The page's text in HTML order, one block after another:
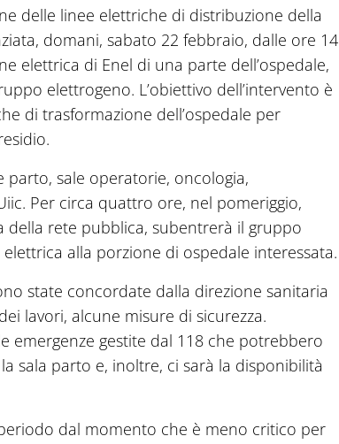
delle linee elettriche di distribuzione della
domani, sabato 22 febbraio, dalle ore 14
elettrica di Enel di una parte dell’ospedale,
elettrogeno. L’obiettivo dell’intervento è
di trasformazione dell’ospedale per
parto, sale operatorie, oncologia,
Per circa quattro ore, nel pomeriggio,
della rete pubblica, subentrerà il gruppo
alla porzione di ospedale interessata.
state concordate dalla direzione sanitaria
lavori, alcune misure di sicurezza.
emergenze gestite dal 118 che potrebbero
sala parto e, inoltre, ci sarà la disponibilità
dal momento che è meno critico per